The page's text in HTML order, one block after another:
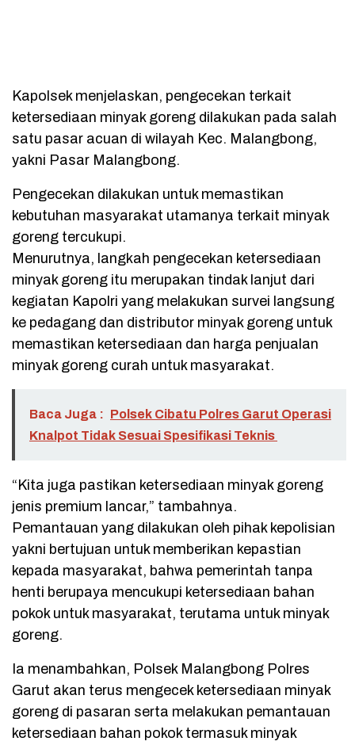
Kapolsek menjelaskan, pengecekan terkait
ketersediaan minyak goreng dilakukan pada salah
satu pasar acuan di wilayah Kec. Malangbong,
yakni Pasar Malangbong.
Pengecekan dilakukan untuk memastikan
kebutuhan masyarakat utamanya terkait minyak
goreng tercukupi.
Menurutnya, langkah pengecekan ketersediaan
minyak goreng itu merupakan tindak lanjut dari
kegiatan Kapolri yang melakukan survei langsung
ke pedagang dan distributor minyak goreng untuk
memastikan ketersediaan dan harga penjualan
minyak goreng curah untuk masyarakat.
Baca Juga : Polsek Cibatu Polres Garut Operasi
Knalpot Tidak Sesuai Spesifikasi Teknis
“Kita juga pastikan ketersediaan minyak goreng
jenis premium lancar,” tambahnya.
Pemantauan yang dilakukan oleh pihak kepolisian
yakni bertujuan untuk memberikan kepastian
kepada masyarakat, bahwa pemerintah tanpa
henti berupaya mencukupi ketersediaan bahan
pokok untuk masyarakat, terutama untuk minyak
goreng.
Ia menambahkan, Polsek Malangbong Polres
Garut akan terus mengecek ketersediaan minyak
goreng di pasaran serta melakukan pemantauan
ketersediaan bahan pokok termasuk minyak